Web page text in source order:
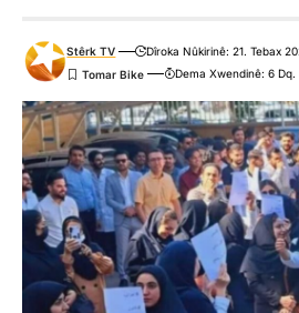
Stêrk TV
Dîroka Nûkirinê: 21. Tebax
Dema Xwendinê: 6 Dq.